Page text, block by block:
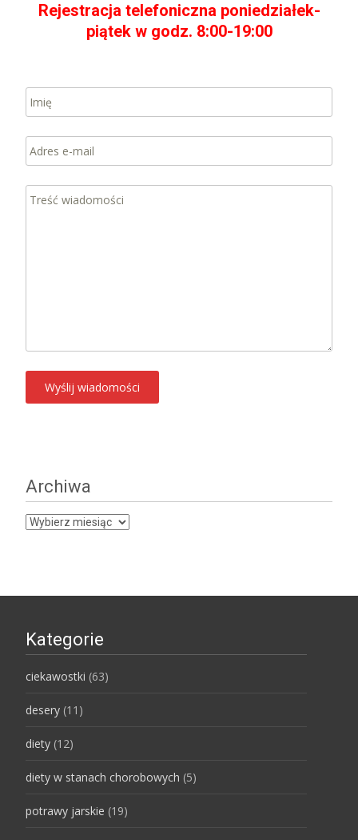
Rejestracja telefoniczna poniedziałek-
piątek w godz. 8:00-19:00
Archiwa
Archiwa
Kategorie
ciekawostki (63)
desery (11)
diety (12)
diety w stanach chorobowych (5)
potrawy jarskie (19)